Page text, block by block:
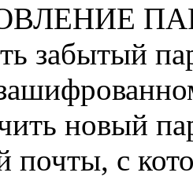
забытый
новый
почты, с